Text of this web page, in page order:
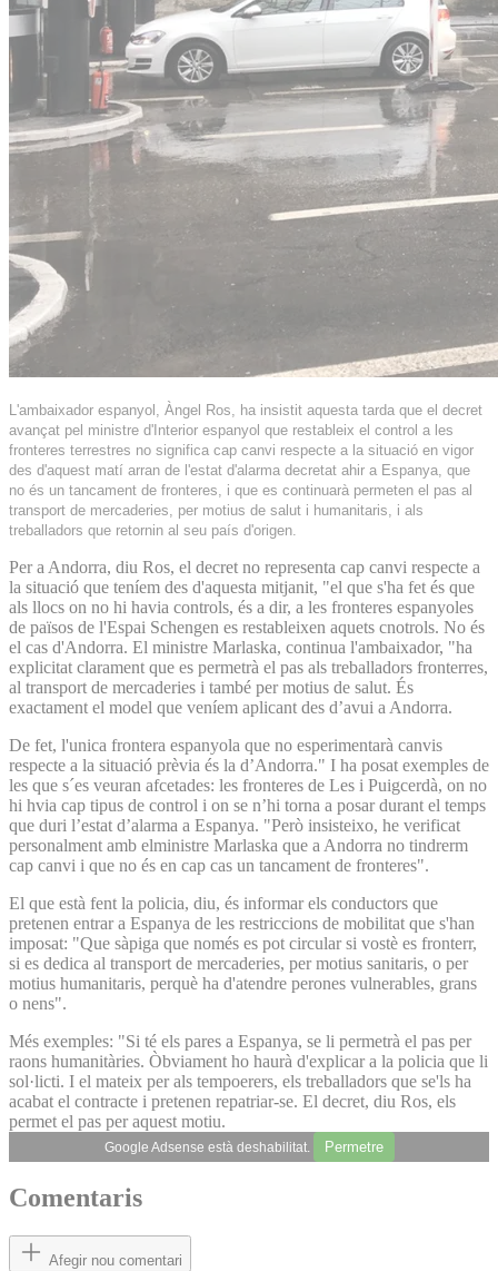
L'ambaixador espanyol, Àngel Ros, ha insistit aquesta tarda que el decret
avançat pel ministre d'Interior espanyol que restableix el control a les
fronteres terrestres no significa cap canvi respecte a la situació en vigor
des d'aquest matí arran de l'estat d'alarma decretat ahir a Espanya, que
no és un tancament de fronteres, i que es continuarà permeten el pas al
transport de mercaderies, per motius de salut i humanitaris, i als
treballadors que retornin al seu país d'origen.
Per a Andorra, diu Ros, el decret no representa cap canvi respecte a
la situació que teníem des d'aquesta mitjanit, "el que s'ha fet és que
als llocs on no hi havia controls, és a dir, a les fronteres espanyoles
de països de l'Espai Schengen es restableixen aquets cnotrols. No és
el cas d'Andorra. El ministre Marlaska, continua l'ambaixador, "ha
explicitat clarament que es permetrà el pas als treballadors fronterres,
al transport de mercaderies i també per motius de salut. És
exactament el model que veníem aplicant des d’avui a Andorra.
De fet, l'unica frontera espanyola que no esperimentarà canvis
respecte a la situació prèvia és la d’Andorra." I ha posat exemples de
les que s´es veuran afcetades: les fronteres de Les i Puigcerdà, on no
hi hvia cap tipus de control i on se n’hi torna a posar durant el temps
que duri l’estat d’alarma a Espanya. "Però insisteixo, he verificat
personalment amb elministre Marlaska que a Andorra no tindrerm
cap canvi i que no és en cap cas un tancament de fronteres".
El que està fent la policia, diu, és informar els conductors que
pretenen entrar a Espanya de les restriccions de mobilitat que s'han
imposat: "Que sàpiga que només es pot circular si vostè es fronterr,
si es dedica al transport de mercaderies, per motius sanitaris, o per
motius humanitaris, perquè ha d'atendre perones vulnerables, grans
o nens".
Més exemples: "Si té els pares a Espanya, se li permetrà el pas per
raons humanitàries. Òbviament ho haurà d'explicar a la policia que li
sol·licti. I el mateix per als tempoerers, els treballadors que se'ls ha
acabat el contracte i pretenen repatriar-se. El decret, diu Ros, els
permet el pas per aquest motiu.
Google Adsense està deshabilitat. Permetre
Comentaris
Afegir nou comentari